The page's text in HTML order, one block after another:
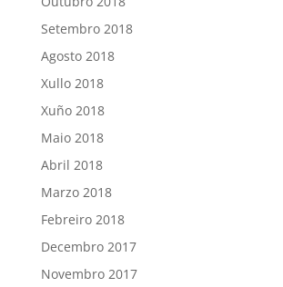
Setembro 2018
Agosto 2018
Xullo 2018
Xuño 2018
Maio 2018
Abril 2018
Marzo 2018
Febreiro 2018
Decembro 2017
Novembro 2017